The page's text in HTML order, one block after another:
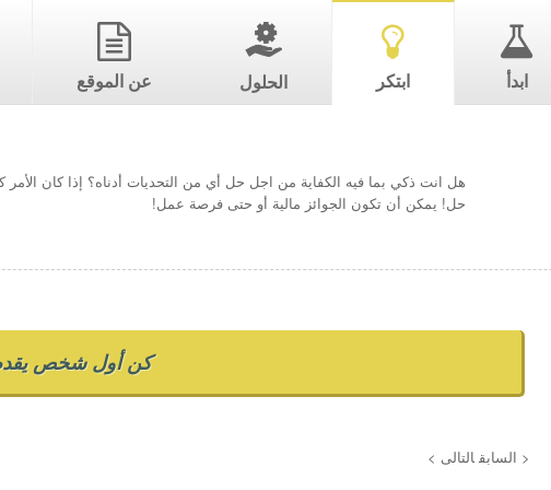
ابدأ ابتكر الحلول عن الموقع
هل انت ذكي بما فيه الكفاية من اجل حل أي من التحديات أدناه؟ إذا كان
حل! يمكن أن تكون الجوائز مالية أو حتى فرصة عمل!
كن أول شخص
< السابق التالى >